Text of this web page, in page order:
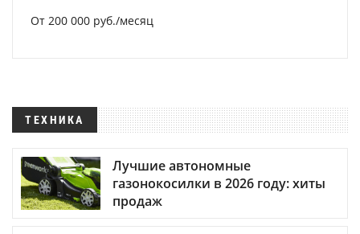
От 200 000 руб./месяц
ТЕХНИКА
Лучшие автономные
газонокосилки в 2026 году: хиты
продаж